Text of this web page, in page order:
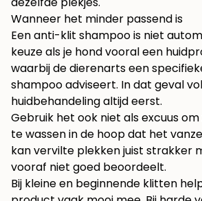
Wanneer het minder passend is
Een anti-klit shampoo is niet
keuze als je hond vooral een
waarbij de dierenarts een
shampoo adviseert. In dat geval
huidbehandeling altijd eerst.
Gebruik het ook niet als excuus
te wassen in de hoop dat het
kan vervilte plekken juist strakker
vooraf niet goed beoordeelt.
Bij kleine en beginnende klitten